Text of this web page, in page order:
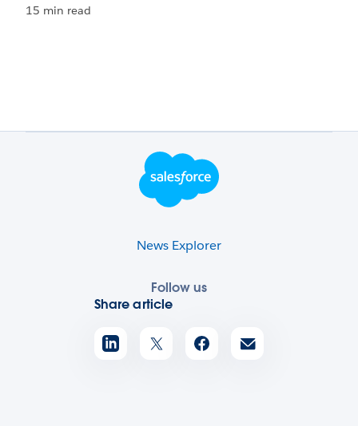
15 min read
Footer Logo
News Explorer
Follow us
Share article